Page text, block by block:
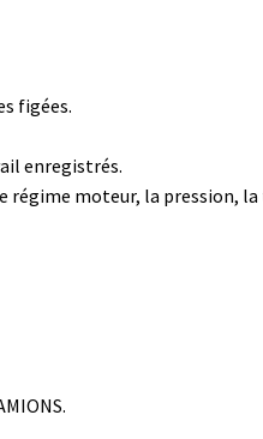
figées.
enregistrés.
régime moteur, la pression,